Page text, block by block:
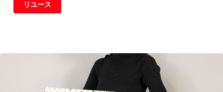
リユース